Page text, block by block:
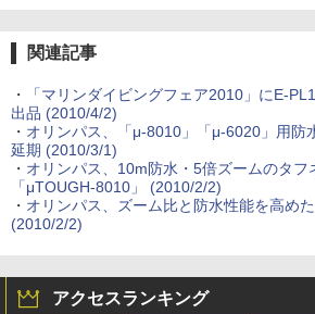
関連記事
・
「マリンダイビングフェア2010」にE-
出品 (2010/4/2)
・ オリンパス、「μ-8010」「μ-6020」用防
延期 (2010/3/1)
・ オリンパス、10m防水・5倍ズームのタフ
「μTOUGH-8010」 (2010/2/2)
・ オリンパス、ズーム比と防水性能を高め
(2010/2/2)
アクセスランキング